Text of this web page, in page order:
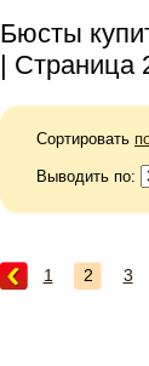
Бюсты
| Страница
Сортировать
Выводить по:
1 2 3